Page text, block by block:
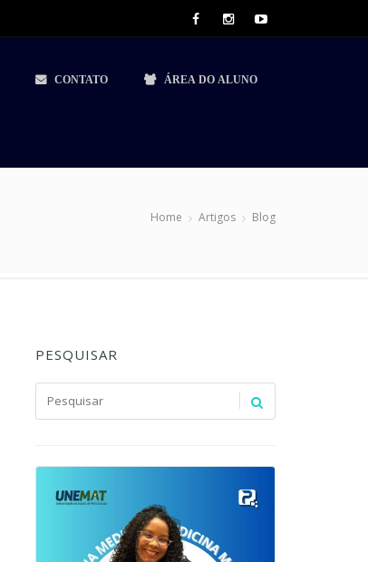
CONTATO ÁREA DO ALUNO
Home Artigos Blog
PESQUISAR